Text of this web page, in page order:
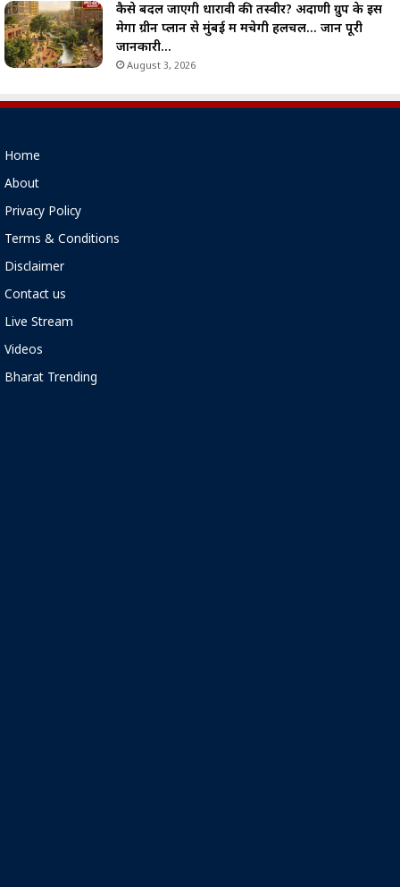
कैसे बदल जाएगी धारावी की तस्वीर? अदाणी ग्रुप के इस
मेगा ग्रीन प्लान से मुंबई में मचेगी हलचल… जानें पूरी
जानकारी…
August 3, 2026
Home
About
Privacy Policy
Terms & Conditions
Disclaimer
Contact us
Live Stream
Videos
Bharat Trending